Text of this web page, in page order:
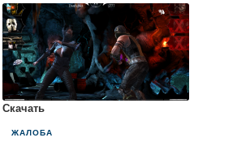
Скачать
ЖАЛОБА